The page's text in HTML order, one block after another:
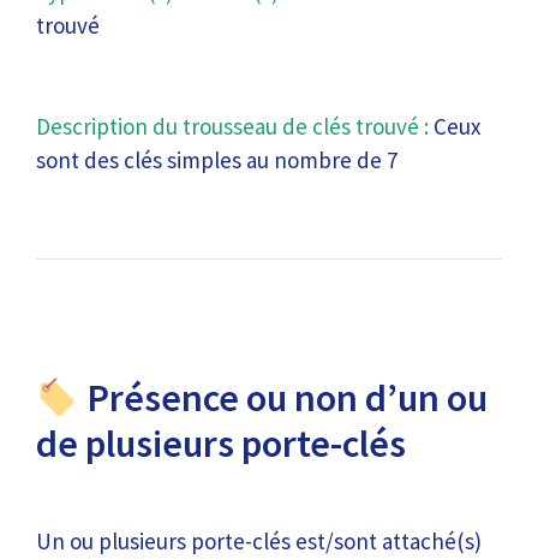
trouvé
Description du trousseau de clés trouvé : Ceux
sont des clés simples au nombre de 7
Présence ou non d’un ou
de plusieurs porte-clés
Un ou plusieurs porte-clés est/sont attaché(s)